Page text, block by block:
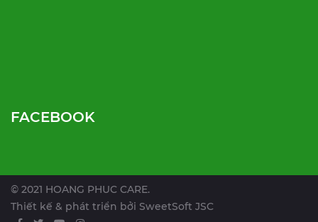
FACEBOOK
© 2021 HOANG PHUC CARE.
Thiết kế & phát triển bởi SweetSoft JSC